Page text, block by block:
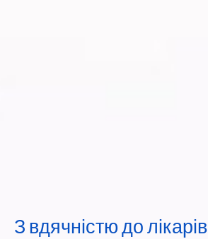
З вдячністю до лікарів